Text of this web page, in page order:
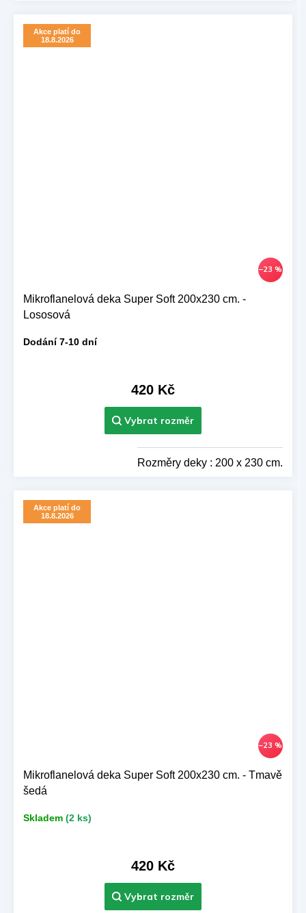
Akce platí do
18.8.2026
–23 %
Mikroflanelová deka Super Soft 200x230 cm. -
Lososová
Dodání 7-10 dní
420 Kč
Rozměry deky : 200 x 230 cm.
Akce platí do
18.8.2026
–23 %
Mikroflanelová deka Super Soft 200x230 cm. - Tmavě
šedá
Skladem (2 ks)
420 Kč